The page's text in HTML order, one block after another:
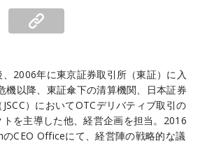
2006年に東京証券取引所（東証）に入
機以降、東証傘下の清算機関、日本証券
）においてOTCデリバティブ取引の
を主導した他、経営企画を担当。2016
のCEO Officeにて、経営陣の戦略的な議